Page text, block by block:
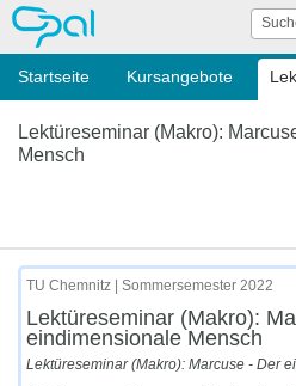
OPAL
Startseite Kursangebote
Lektüreseminar (Makro):
Mensch
TU Chemnitz | Sommersemester 2022
Lektüreseminar (Makro):
eindimensionale Mensch
Lektüreseminar (Makro): Marcuse - Der